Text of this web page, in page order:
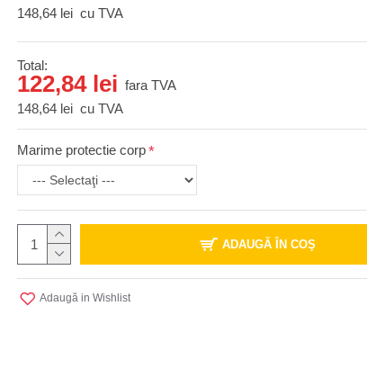
148,64 lei cu TVA
Total:
122,84 lei fara TVA
148,64 lei cu TVA
Marime protectie corp
ADAUGĂ ÎN COŞ
Adaugă in Wishlist